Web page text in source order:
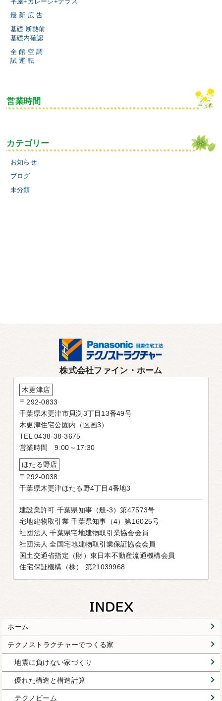
最 新 広 告
基礎 断熱前
基礎内確認
全 館 空 調
試 運 転
営業時間
カテゴリー
お知らせ
ブログ
未分類
株式会社ファイン・ホーム
木更津店
〒292-0833
千葉県木更津市貝渕3丁目13番49号
木更津住宅公園内（区画3）
TEL 0438-38-3675
営業時間 9:00～17:30
ほたる野店
〒292-0038
千葉県木更津ほたる野4丁目4番地3
建設業許可 千葉県知事（般-3）第47573号
宅地建物取引業 千葉県知事（4）第16025号
社団法人 千葉県宅地建物取引業協会会員
社団法人 全国宅地建物取引業保証協会会員
国土交通省指定（財）東日本不動産流通機構会員
住宅保証機構（株） 第21039968
ホーム
テクノストラクチャーでつくる家
地震に負けない家づくり
優れた構造と構造計算
テクノビーム